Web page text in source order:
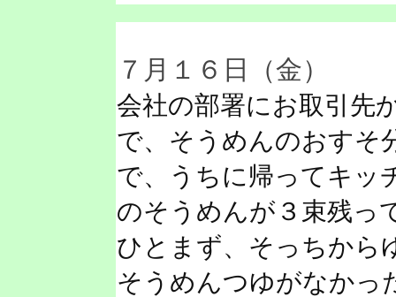
７月１６日（金）
会社の部署にお取引先
で、そうめんのおすそ
で、うちに帰ってキッ
のそうめんが３束残っ
ひとまず、そっちから
そうめんつゆがなかっ